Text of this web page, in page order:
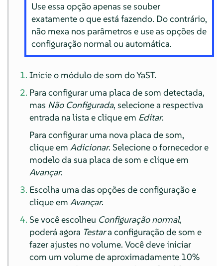
Use essa opção apenas se souber
exatamente o que está fazendo. Do contrário,
não mexa nos parâmetros e use as opções de
configuração normal ou automática.
Inicie o módulo de som do YaST.
Para configurar uma placa de som detectada,
mas Não Configurada, selecione a respectiva
entrada na lista e clique em Editar.
Para configurar uma nova placa de som,
clique emAdicionar. Selecione o fornecedor e
modelo da sua placa de som e clique em
Avançar.
Escolha uma das opções de configuração e
clique emAvançar.
Se você escolheu Configuração normal,
poderá agora Testara configuração de som e
fazer ajustes no volume. Você deve iniciar
com um volume de aproximadamente 10%